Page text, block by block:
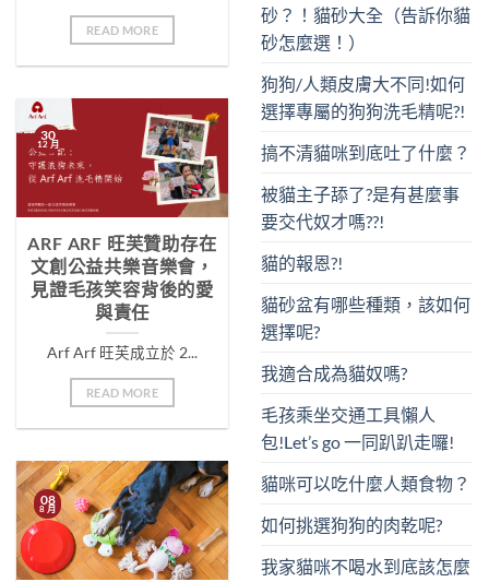
READ MORE
ARF ARF 旺芙贊助存在
文創公益共樂音樂會，
見證毛孩笑容背後的愛
與責任
Arf Arf 旺芙成立於 2...
READ MORE
30
12 月
08
8 月
砂？！貓砂大全（告訴你貓
砂怎麼選！）
狗狗/人類皮膚大不同!如何
選擇專屬的狗狗洗毛精呢?!
搞不清貓咪到底吐了什麼？
被貓主子舔了?是有甚麼事
要交代奴才嗎??!
貓的報恩?!
貓砂盆有哪些種類，該如何
選擇呢?
我適合成為貓奴嗎?
毛孩乘坐交通工具懶人
包!Let’s go 一同趴趴走囉!
貓咪可以吃什麼人類食物？
如何挑選狗狗的肉乾呢?
我家貓咪不喝水到底該怎麼